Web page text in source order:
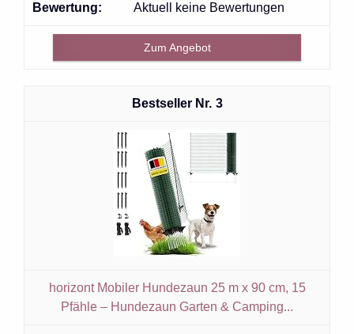
Aktuell keine Bewertungen
Zum Angebot
3
horizont Mobiler Hundezaun 25 m x 90 cm, 15
Pfähle – Hundezaun Garten & Camping...